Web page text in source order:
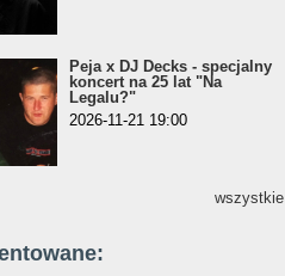
Peja x DJ Decks - specjalny
koncert na 25 lat "Na
Legalu?"
2026-11-21 19:00
wszystkie